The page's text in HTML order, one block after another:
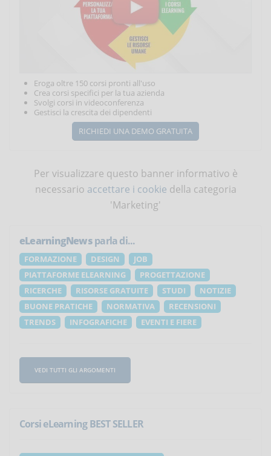
Eroga oltre 150 corsi pronti all'uso
Crea corsi specifici per la tua azienda
Svolgi corsi in videoconferenza
Gestisci la crescita dei dipendenti
RICHIEDI UNA DEMO GRATUITA
Per visualizzare questo banner informativo è
necessario accettare i cookie della categoria
'Marketing'
eLearningNewsparla di...
FORMAZIONE DESIGN
JOB
PIATTAFORME ELEARNING
PROGETTAZIONE
RICERCHE
RISORSE GRATUITE STUDI
NOTIZIE
BUONE PRATICHE
NORMATIVA
RECENSIONI
TRENDS
INFOGRAFICHE EVENTI E FIERE
VEDI TUTTI GLI ARGOMENTI
Corsi eLearning BEST SELLER